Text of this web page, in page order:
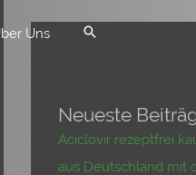
Uns
Neueste
Aciclovir rezeptfrei
aus Deutschland mit